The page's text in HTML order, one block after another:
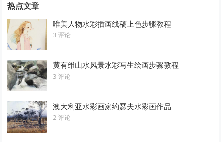
热点文章
唯美人物水彩插画线稿上色步骤教程
3 评论
黄有维山水风景水彩写生绘画步骤教程
3 评论
澳大利亚水彩画家约瑟夫水彩画作品
2 评论